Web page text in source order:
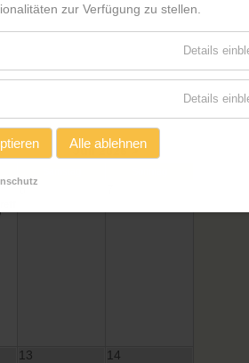
Juli 2026 >
6
13 14
zur Verfügung zu stellen.
Details
Details
Alle ablehnen